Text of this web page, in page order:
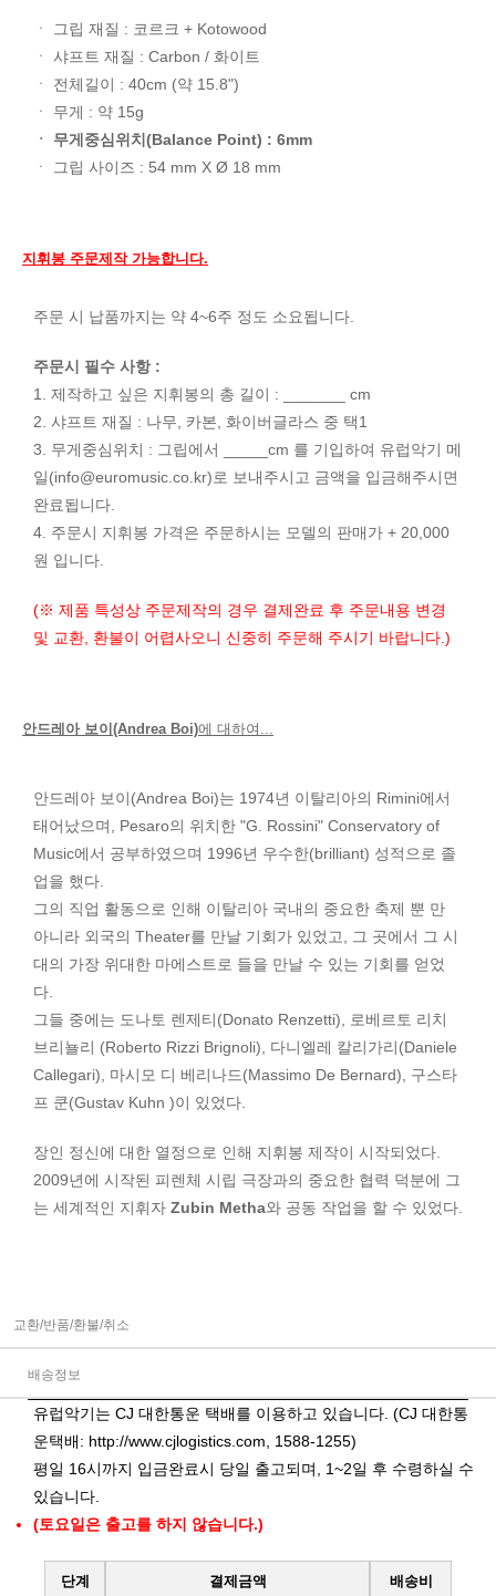
ㆍ 그립 재질 : 코르크 + Kotowood
ㆍ 샤프트 재질 : Carbon / 화이트
ㆍ 전체길이 : 40cm (약 15.8")
ㆍ 무게 : 약 15g
ㆍ 무게중심위치(Balance Point) : 6mm
ㆍ 그립 사이즈 : 54 mm X Ø 18 mm
지휘봉 주문제작 가능합니다.
주문 시 납품까지는 약 4~6주 정도 소요됩니다.
주문시 필수 사항 :
1. 제작하고 싶은 지휘봉의 총 길이 : _______ cm
2. 샤프트 재질 : 나무, 카본, 화이버글라스 중 택1
3. 무게중심위치 : 그립에서 _____cm 를 기입하여 유럽악기 메
일(info@euromusic.co.kr)로 보내주시고 금액을 입금해주시면
완료됩니다.
4. 주문시 지휘봉 가격은 주문하시는 모델의 판매가 + 20,000
원 입니다.
(※ 제품 특성상 주문제작의 경우 결제완료 후 주문내용 변경
및 교환, 환불이 어렵사오니 신중히 주문해 주시기 바랍니다.)
안드레아 보이(Andrea Boi)에 대하여...
안드레아 보이(Andrea Boi)는 1974년 이탈리아의 Rimini에서
태어났으며, Pesaro의 위치한 "G. Rossini" Conservatory of
Music에서 공부하였으며 1996년 우수한(brilliant) 성적으로 졸
업을 했다.
그의 직업 활동으로 인해 이탈리아 국내의 중요한 축제 뿐 만
아니라 외국의 Theater를 만날 기회가 있었고, 그 곳에서 그 시
대의 가장 위대한 마에스트로 들을 만날 수 있는 기회를 얻었
다.
그들 중에는 도나토 렌제티(Donato Renzetti), 로베르토 리치
브리뇰리 (Roberto Rizzi Brignoli), 다니엘레 칼리가리(Daniele
Callegari), 마시모 디 베리나드(Massimo De Bernard), 구스타
프 쿤(Gustav Kuhn )이 있었다.
장인 정신에 대한 열정으로 인해 지휘봉 제작이 시작되었다.
2009년에 시작된 피렌체 시립 극장과의 중요한 협력 덕분에 그
는 세계적인 지휘자 Zubin Metha와 공동 작업을 할 수 있었다.
교환/반품/환불/취소
배송정보
유럽악기는 CJ 대한통운 택배를 이용하고 있습니다. (CJ 대한통
운택배: http://www.cjlogistics.com , 1588-1255)
평일 16시까지 입금완료시 당일 출고되며, 1~2일 후 수령하실 수
있습니다.
(토요일은 출고를 하지 않습니다.)
단계 결제금액 배송비